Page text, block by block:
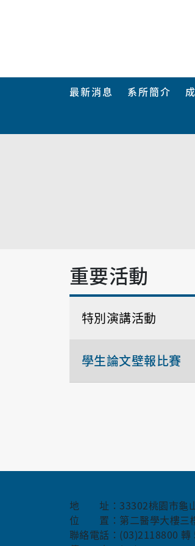
最新消息 系所簡介
重要活動
特別演講活動
學生論文壁報比賽
地 址：33302桃園市龜
位 置：第二醫學大樓三
聯絡電話：(03)2118800 轉